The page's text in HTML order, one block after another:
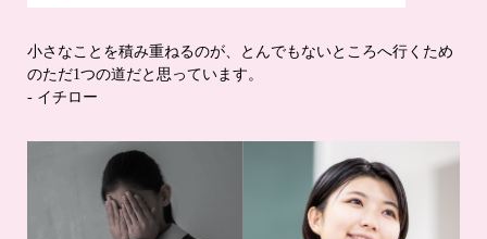
小さなことを積み重ねるのが、とんでもないところへ行くため
のただ1つの道だと思っています。
- イチロー